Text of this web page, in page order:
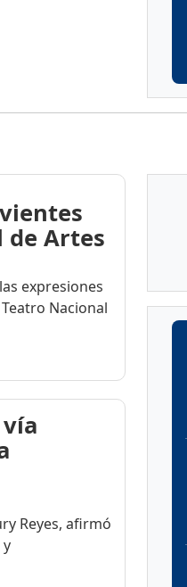
de Artes
expresiones
Nacional
Reyes, afirmó